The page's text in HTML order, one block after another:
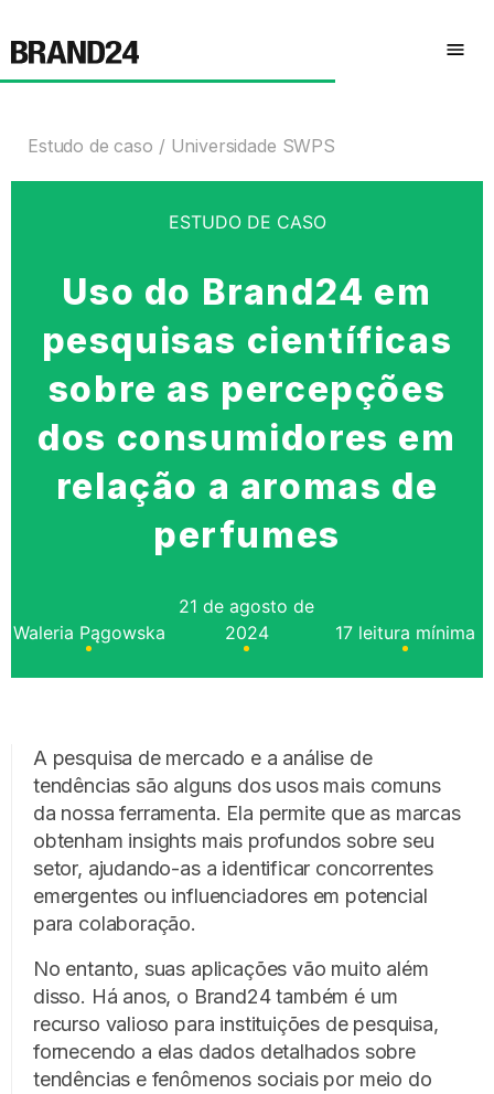
Estudo de caso Universidade SWPS
ESTUDO DE CASO
Uso do Brand24 em
pesquisas científicas
sobre as percepções
dos consumidores em
relação a aromas de
perfumes
Waleria Pągowska
21 de agosto de
2024
17 leitura mínima
A pesquisa de mercado e a análise de
tendências são alguns dos usos mais comuns
da nossa ferramenta. Ela permite que as marcas
obtenham insights mais profundos sobre seu
setor, ajudando-as a identificar concorrentes
emergentes ou influenciadores em potencial
para colaboração.
No entanto, suas aplicações vão muito além
disso. Há anos, o Brand24 também é um
recurso valioso para instituições de pesquisa,
fornecendo a elas dados detalhados sobre
tendências e fenômenos sociais por meio do